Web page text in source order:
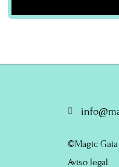
©Magic Gaia
Aviso legal